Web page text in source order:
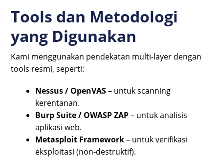
Tools dan Metodologi
yang Digunakan
Kami menggunakan pendekatan multi-layer dengan
tools resmi, seperti:
Nessus / OpenVAS– untuk scanning
kerentanan.
Burp Suite / OWASP ZAP– untuk analisis
aplikasi web.
Metasploit Framework– untuk verifikasi
eksploitasi (non-destruktif).